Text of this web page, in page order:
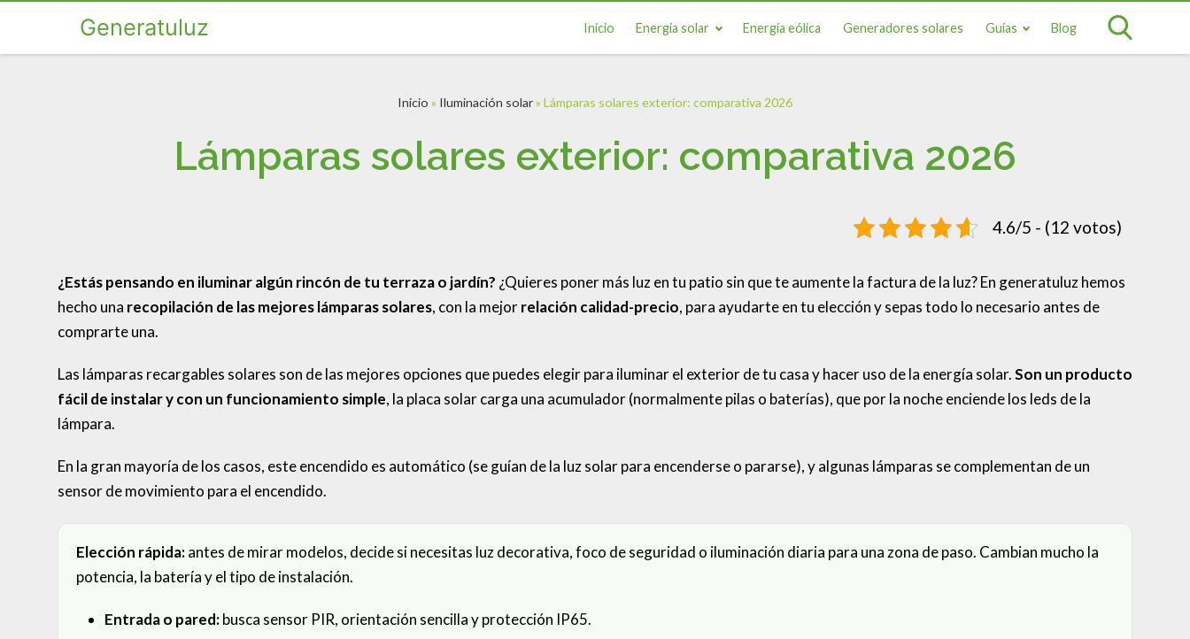
Generatuluz Inicio Energía solar Energía eólica Generadores solares Guías Blog
Inicio » Iluminación solar» Lámparas solares exterior: comparativa 2026
Lámparas solares exterior: comparativa 2026
4.6/5 - (12 votos)
¿Estás pensando en iluminar algún rincón de tu terraza o jardín? ¿Quieres poner más luz en tu patio sin que te aumente la factura de la luz? En generatuluz hemos
hecho una recopilación de las mejores lámparas solares, con la mejorrelación calidad-precio, para ayudarte en tu elección y sepas todo lo necesario antes de
comprarte una.
Las lámparas recargables solares son de las mejores opciones que puedes elegir para iluminar el exterior de tu casa y hacer uso de la energía solar.Son un producto
fácil de instalar y con un funcionamiento simple, la placa solar carga una acumulador (normalmente pilas o baterías), que por la noche enciende los leds de la
lámpara.
En la gran mayoría de los casos, este encendido es automático (se guían de la luz solar para encenderse o pararse), y algunas lámparas se complementan de un
sensor de movimiento para el encendido.
Elección rápida:antes de mirar modelos, decide si necesitas luz decorativa, foco de seguridad o iluminación diaria para una zona de paso. Cambian mucho la
potencia, la batería y el tipo de instalación.
Entrada o pared:busca sensor PIR, orientación sencilla y protección IP65.